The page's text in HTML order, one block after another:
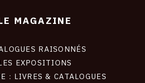
MAGAZINE
RAISONNÉS
EXPOSITIONS
: LIVRES & CATALOGUES